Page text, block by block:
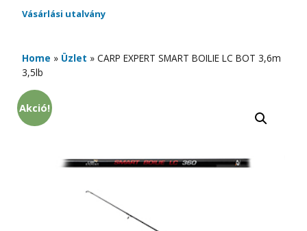
Vásárlási utalvány
Home » Üzlet » CARP EXPERT SMART BOILIE LC BOT 3,6m
3,5lb
Akció!